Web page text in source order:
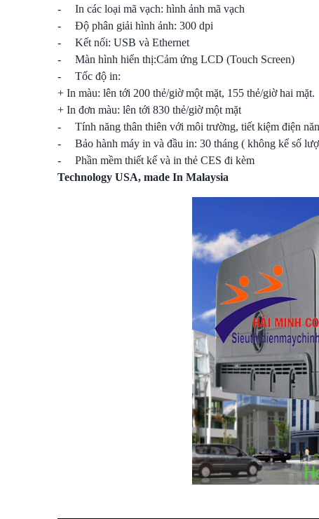
- In các loại mã vạch: hình ảnh mã vạch
- Độ phân giải hình ảnh: 300 dpi
- Kết nối: USB và Ethernet
- Màn hình hiển thị:Cảm ứng LCD (Touch Screen)
- Tốc độ in:
+ In màu: lên tới 200 thẻ/giờ một mặt, 155 thẻ/giờ hai mặt.
+ In đơn màu: lên tới 830 thẻ/giờ một mặt
- Tính năng thân thiên với môi trường, tiết kiệm điện
- Bảo hành máy in và đầu in: 30 tháng ( không kể số
- Phần mềm thiết kế và in thẻ CES đi kèm
Technology USA, made In Malaysia